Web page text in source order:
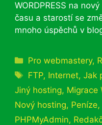
WORDPRESS na
času a starostí se
mnoho úspěchů v
Rubriky
Pro webmastery,
Štítky
FTP, Internet,Jak
Jiný hosting, Migrace
Nový hosting, Peníze,
PHPMyAdmin,